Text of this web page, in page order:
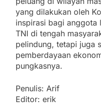
yang dilakukan oleh
inspirasi bagi anggota
TNI di tengah
pelindung, tetapi juga
pemberdayaan
pungkasnya.
Penulis: Arif
Editor: erik